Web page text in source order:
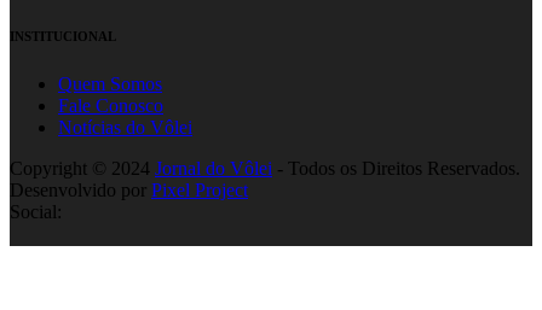
INSTITUCIONAL
Quem Somos
Fale Conosco
Notícias do Vôlei
Copyright © 2024 Jornal do Vôlei - Todos os Direitos Reservados.
Desenvolvido por Pixel Project
Social: